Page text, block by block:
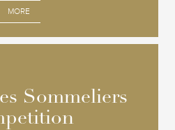
MORE
Sommeliers
Sommeliers